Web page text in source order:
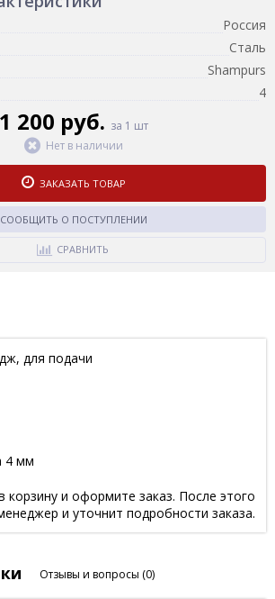
Россия
Сталь
Shampurs
4
1 200 руб. за 1 шт
Нет в наличии
ЗАКАЗАТЬ ТОВАР
СООБЩИТЬ О ПОСТУПЛЕНИИ
СРАВНИТЬ
для подачи
4 мм
и оформите заказ. После этого
и уточнит подробности заказа.
Отзывы и вопросы (0)